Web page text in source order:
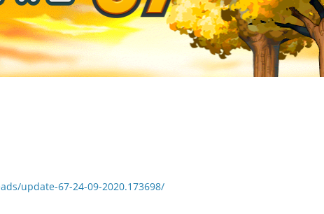
update-67-24-09-2020.173698/